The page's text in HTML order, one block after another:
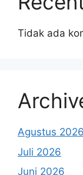
Tidak ada
Agustus 2026
Juli 2026
Juni 2026